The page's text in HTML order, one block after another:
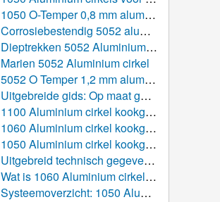
1050 O-Temper 0,8 mm aluminium cirkel
Corrosiebestendig 5052 aluminium schijven
Dieptrekken 5052 Aluminium cirkel
Marien 5052 Aluminium cirkel
5052 O Temper 1,2 mm aluminium cirkel voor potten
Uitgebreide gids: Op maat gemaakte warmgewalste aluminium schijven
1100 Aluminium cirkel kookgerei: De ultieme gids van atomaire structuur tot de mondiale tabel
1060 Aluminium cirkel kookgerei: De ultieme gids voor prestaties, Productie, en toepassingen
1050 Aluminium cirkel kookgerei: Zeer zuivere aluminium oplossing voor de moderne productie van keukengerei
Uitgebreid technisch gegevensblad: 1050 Aluminium cirkel
Wat is 1060 Aluminium cirkel/schijf gebruikt voor?
Systeemoverzicht: 1050 Aluminium cirkel/schijf (Aluminium ronde blanco)